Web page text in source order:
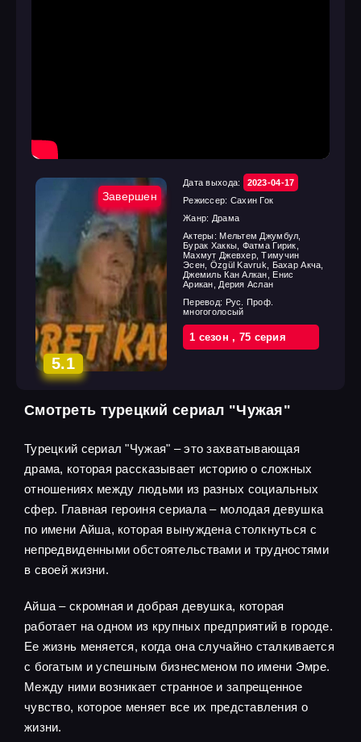
Завершен
5.1
Дата выхода:
2023-04-17
Режиссер: Сахин Гок
Жанр: Драма
Актеры: Мельтем Джумбул,
Бурак Хаккы, Фатма Гирик,
Махмут Джевхер, Тимучин
Эсен, Özgül Kavruk, Бахар Акча,
Джемиль Кан Алкан, Енис
Арикан, Дерия Аслан
Перевод: Рус. Проф.
многоголосый
1 cезон, 75 cерия
Смотреть турецкий сериал "Чужая"
Турецкий сериал "Чужая" – это захватывающая
драма, которая рассказывает историю о сложных
отношениях между людьми из разных социальных
сфер. Главная героиня сериала – молодая девушка
по имени Айша, которая вынуждена столкнуться с
непредвиденными обстоятельствами и трудностями
в своей жизни.
Айша – скромная и добрая девушка, которая
работает на одном из крупных предприятий в городе.
Ее жизнь меняется, когда она случайно сталкивается
с богатым и успешным бизнесменом по имени Эмре.
Между ними возникает странное и запрещенное
чувство, которое меняет все их представления о
жизни.